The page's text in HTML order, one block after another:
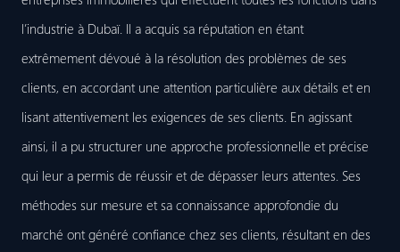
l’industrie à Dubaï. Il a acquis sa réputation en étant
extrêmement dévoué à la résolution des problèmes de ses
clients, en accordant une attention particulière aux détails et en
lisant attentivement les exigences de ses clients. En agissant
ainsi, il a pu structurer une approche professionnelle et précise
qui leur a permis de réussir et de dépasser leurs attentes. Ses
méthodes sur mesure et sa connaissance approfondie du
marché ont généré confiance chez ses clients, résultant en des